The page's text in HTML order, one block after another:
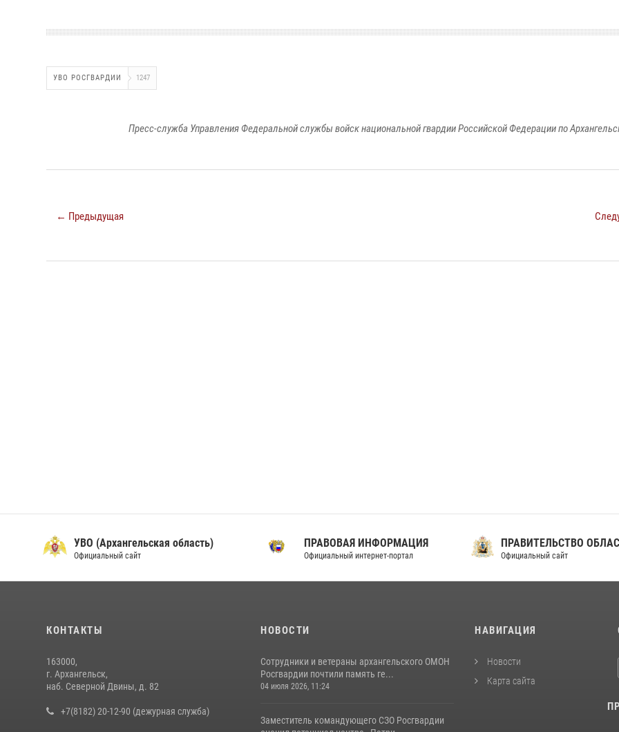
УВО РОСГВАРДИИ 1247
Пресс-служба Управления Федеральной службы войск национальной гвардии Российской Федерации по
← Предыдущая
УВО (Архангельская область)
Официальный сайт
ПРАВОВАЯ ИНФОРМАЦИЯ
Официальный интернет-портал
ПРАВИТЕЛЬСТВО
Официальный сайт
КОНТАКТЫ
163000,
г. Архангельск,
наб. Северной Двины, д. 82
+7(8182) 20-12-90 (дежурная служба)
НОВОСТИ
Сотрудники и ветераны архангельского ОМОН
Росгвардии почтили память ге...
04 июля 2026, 11:24
Заместитель командующего СЗО Росгвардии
НАВИГАЦИЯ
Новости
Карта сайта